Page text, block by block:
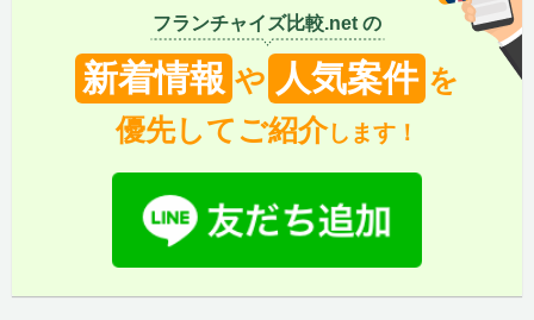
フランチャイズ比較.net の
新着情報 や 人気案件 を
優先してご紹介します！